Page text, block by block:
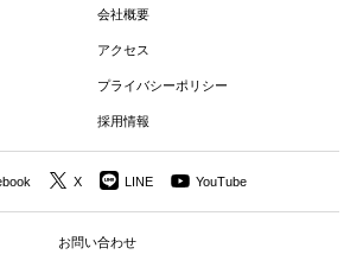
会社概要
アクセス
プライバシーポリシー
採用情報
X LINE YouTube
お問い合わせ